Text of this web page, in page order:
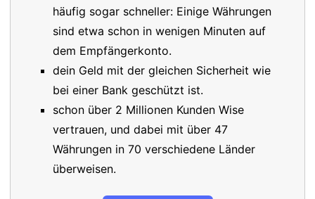
häufig sogar schneller: Einige Währungen
sind etwa schon in wenigen Minuten auf
dem Empfängerkonto.
dein Geld mit der gleichen Sicherheit wie
bei einer Bank geschützt ist.
schon über 2 Millionen Kunden Wise
vertrauen, und dabei mit über 47
Währungen in 70 verschiedene Länder
überweisen.